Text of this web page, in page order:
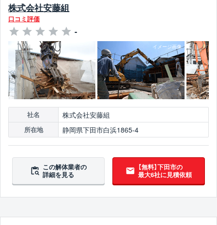
株式会社安藤組
口コミ評価
-
社名 株式会社安藤組
所在地 静岡県下田市白浜1865-4
この解体業者の
詳細を見る
【無料】下田市の
最大6社に見積依頼